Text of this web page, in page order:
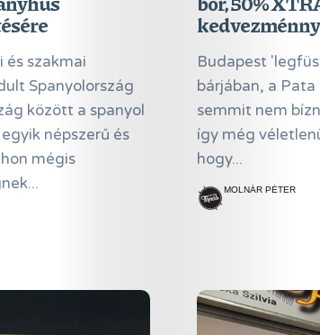
és szakmai
Spanyolország
között a spanyol
népszerű és
mégis
Budapest
bárjában, a
semmit nem
így még
hogy...
MOLNÁR PÉTER